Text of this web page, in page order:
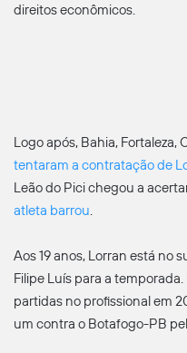
direitos econômicos.
Logo após, Bahia, Fortaleza,
tentaram a contratação de
Leão do Pici chegou a
atleta barrou.
Aos 19 anos, Lorran está no
Filipe Luís para a
partidas no profissional em
um contra o Botafogo-PB